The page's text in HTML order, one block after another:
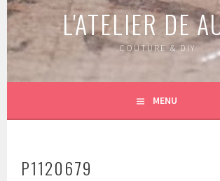
L'ATELIER DE
COUTURE & DIY
MENU
P1120679